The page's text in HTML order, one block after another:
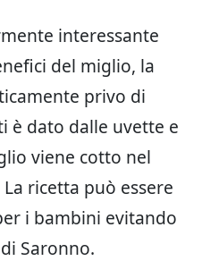
interessante
del miglio, la
privo di
è dato dalle uvette e
viene cotto nel
ricetta può essere
i bambini evitando
Saronno.